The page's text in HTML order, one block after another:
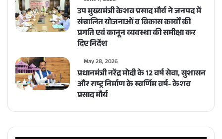
उप मुख्यमंत्री केशव प्रसाद मौर्य ने जनपद में
संचालित योजनाओं व विकास कार्यों की
प्रगति एवं कानून व्यवस्था की समीक्षा कर
दिए निर्देश
May 28, 2026
प्रधानमंत्री नरेंद्र मोदी के 12 वर्ष सेवा, सुशासन
और राष्ट्र निर्माण के स्वर्णिम वर्ष- केशव
प्रसाद मौर्य